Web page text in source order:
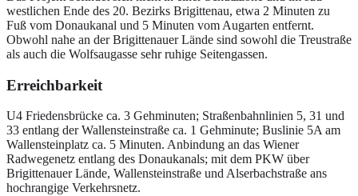
westlichen Ende des 20. Bezirks Brigittenau, etwa 2 Minuten zu
Fuß vom Donaukanal und 5 Minuten vom Augarten entfernt.
Obwohl nahe an der Brigittenauer Lände sind sowohl die Treustraße
als auch die Wolfsaugasse sehr ruhige Seitengassen.
Erreichbarkeit
U4 Friedensbrücke ca. 3 Gehminuten; Straßenbahnlinien 5, 31 und
33 entlang der Wallensteinstraße ca. 1 Gehminute; Buslinie 5A am
Wallensteinplatz ca. 5 Minuten. Anbindung an das Wiener
Radwegenetz entlang des Donaukanals; mit dem PKW über
Brigittenauer Lände, Wallensteinstraße und Alserbachstraße ans
hochrangige Verkehrsnetz.